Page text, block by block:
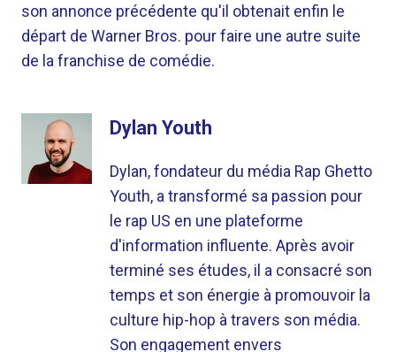
son annonce précédente qu'il obtenait enfin le
départ de Warner Bros. pour faire une autre suite
de la franchise de comédie.
Dylan Youth
Dylan, fondateur du média Rap Ghetto
Youth, a transformé sa passion pour
le rap US en une plateforme
d'information influente. Après avoir
terminé ses études, il a consacré son
temps et son énergie à promouvoir la
culture hip-hop à travers son média.
Son engagement envers